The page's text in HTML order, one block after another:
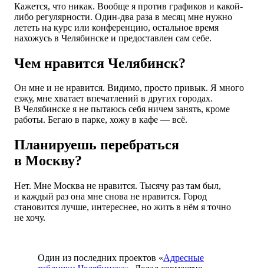
Кажется, что никак. Вообще я против графиков и какой-
либо регулярности. Один-два раза в месяц мне нужно
лететь на курс или конференцию, остальное время
нахожусь в Челябинске и предоставлен сам себе.
Чем нравится Челябинск?
Он мне и не нравится. Видимо, просто привык. Я много
езжу, мне хватает впечатлений в других городах.
В Челябинске я не пытаюсь себя ничем занять, кроме
работы. Бегаю в парке, хожу в кафе — всё.
Планируешь перебраться
в Москву?
Нет. Мне Москва не нравится. Тысячу раз там был,
и каждый раз она мне снова не нравится. Город
становится лучше, интереснее, но жить в нём я точно
не хочу.
Один из последних проектов «Адресные